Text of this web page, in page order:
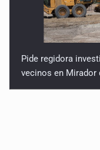
Pide regidora
vecinos en Mirador